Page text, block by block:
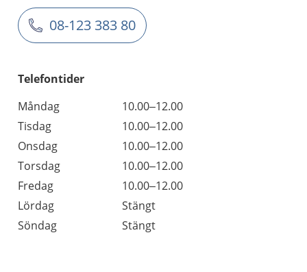
08-123 383 80
Telefontider
Måndag
10.00–12.00
Tisdag
10.00–12.00
Onsdag
10.00–12.00
Torsdag
10.00–12.00
Fredag
10.00–12.00
Lördag
Stängt
Söndag
Stängt